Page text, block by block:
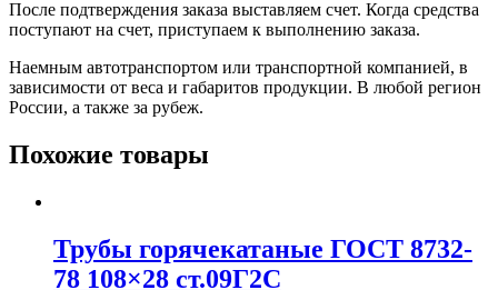
После подтверждения заказа выставляем счет. Когда средства
поступают на счет, приступаем к выполнению заказа.
Наемным автотранспортом или транспортной компанией, в
зависимости от веса и габаритов продукции. В любой регион
России, а также за рубеж.
Похожие товары
Трубы горячекатаные ГОСТ 8732-
78 108×28 ст.09Г2С